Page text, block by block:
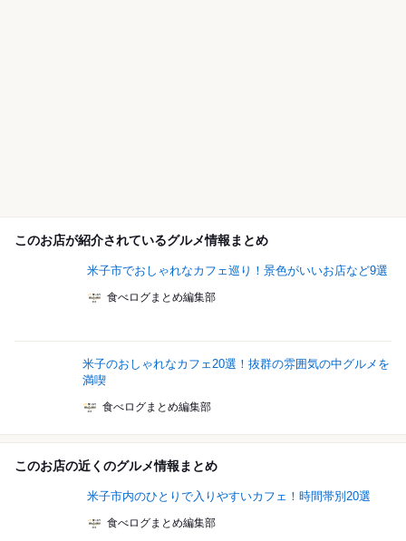
このお店が紹介されているグルメ情報まとめ
米子市でおしゃれなカフェ巡り！景色がいいお店など9選
食べログまとめ編集部
米子のおしゃれなカフェ20選！抜群の雰囲気の中グルメを
満喫
食べログまとめ編集部
このお店の近くのグルメ情報まとめ
米子市内のひとりで入りやすいカフェ！時間帯別20選
食べログまとめ編集部